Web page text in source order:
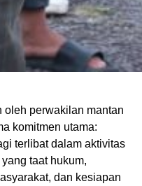
oleh perwakilan mantan
komitmen utama:
terlibat dalam aktivitas
taat hukum,
dan kesiapan